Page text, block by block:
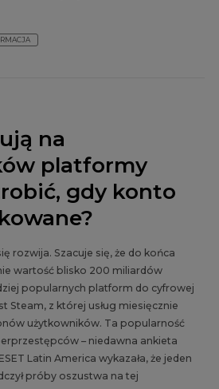
na
platformy
gdy konto
rozwija. Szacuje się, że do końca
wartość blisko 200 miliardów
popularnych platform do cyfrowej
Steam, z której usług miesięcznie
użytkowników. Ta popularność
– niedawna ankieta
Latin America wykazała, że jeden
próby oszustwa na tej